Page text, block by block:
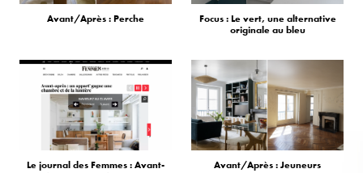
Avant/Après : Perche
Focus : Le vert, une alternative
originale au bleu
Le journal des Femmes : Avant-
Avant/Après : Jeuneurs